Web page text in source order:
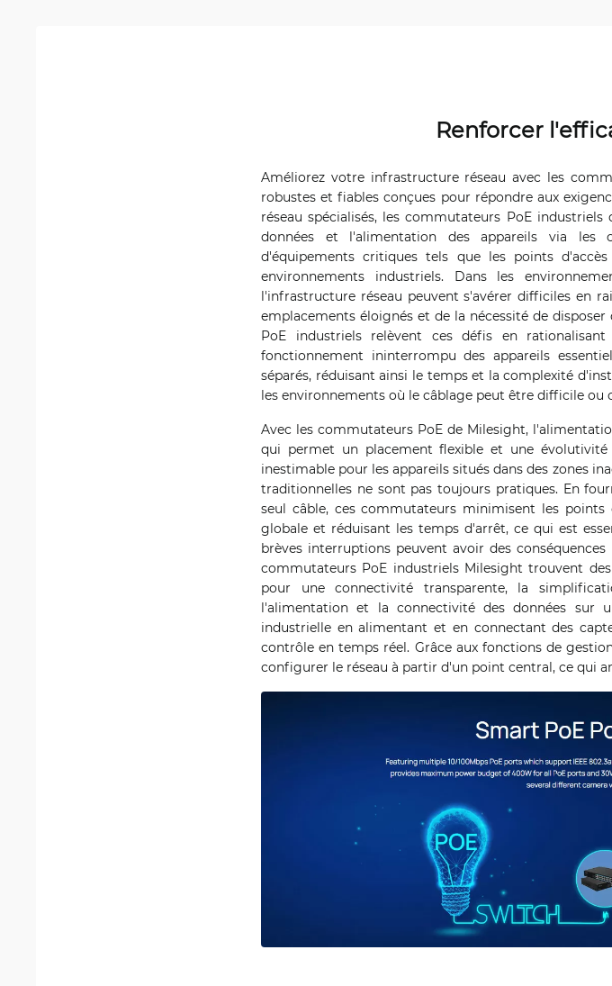
Renforcer
Améliorez votre infrastructure réseau avec les
robustes et fiables conçues pour répondre aux
réseau spécialisés, les commutateurs PoE
données et l'alimentation des appareils via les
d'équipements critiques tels que les points
environnements industriels. Dans les
l'infrastructure réseau peuvent s'avérer difficiles en
emplacements éloignés et de la nécessité de
PoE industriels relèvent ces défis en
fonctionnement ininterrompu des appareils
séparés, réduisant ainsi le temps et la complexité
les environnements où le câblage peut être difficile ou
Avec les commutateurs PoE de Milesight,
qui permet un placement flexible et une
inestimable pour les appareils situés dans des zones
traditionnelles ne sont pas toujours pratiques. En
seul câble, ces commutateurs minimisent les
globale et réduisant les temps d'arrêt, ce qui est
brèves interruptions peuvent avoir des
commutateurs PoE industriels Milesight trouvent
pour une connectivité transparente, la
l'alimentation et la connectivité des données sur
industrielle en alimentant et en connectant des
contrôle en temps réel. Grâce aux fonctions de
configurer le réseau à partir d'un point central, ce qui